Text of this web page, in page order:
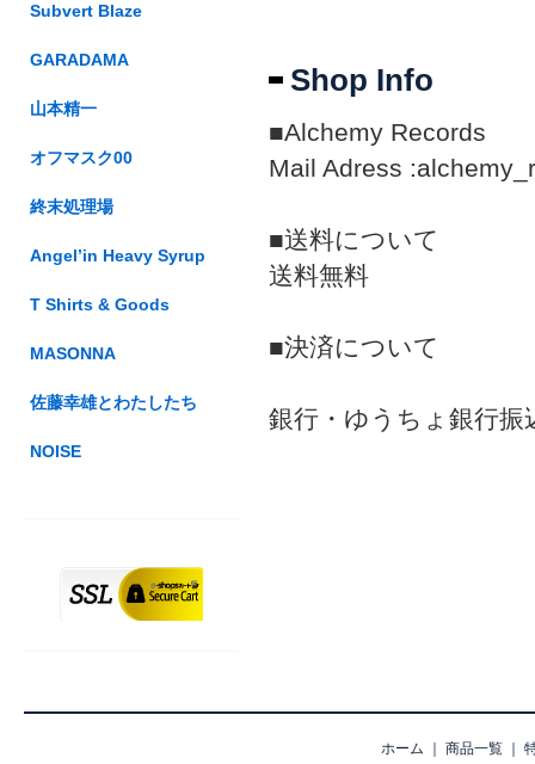
Shop Info
■Alchemy Records
Mail Adress
■送料について
送料無料
■決済について
銀行・ゆうちょ銀行
Subvert Blaze
GARADAMA
山本精一
オフマスク00
終末処理場
Angel’in Heavy Syrup
T Shirts & Goods
MASONNA
佐藤幸雄とわたしたち
NOISE
ホーム ｜ 商品一覧 ｜